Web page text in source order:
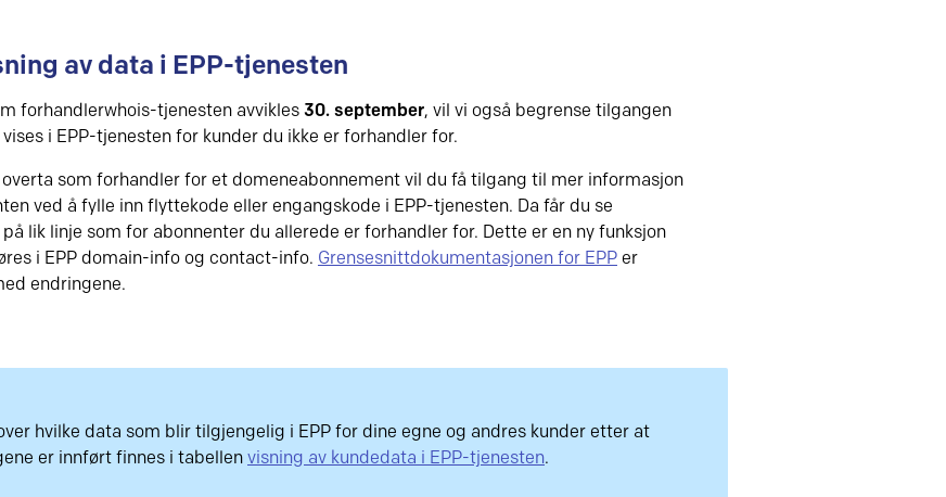
av data i EPP-tjenesten
forhandlerwhois-tjenesten avvikles 30. september, vil vi også begrense tilgangen
i EPP-tjenesten for kunder du ikke er forhandler for.
overta som forhandler for et domeneabonnement vil du få tilgang til mer informasjon
ved å fylle inn flyttekode eller engangskode i EPP-tjenesten. Da får du se
lik linje som for abonnenter du allerede er forhandler for. Dette er en ny funksjon
i EPP domain-info og contact-info. Grensesnittdokumentasjonen for EPP er
endringene.
hvilke data som blir tilgjengelig i EPP for dine egne og andres kunder etter at
er innført finnes i tabellen visning av kundedata i EPP-tjenesten.